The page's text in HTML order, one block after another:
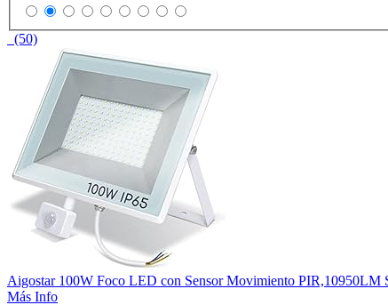
(50)
Aigostar 100W Foco LED con Sensor Movimiento PIR,10950LM
Más Info